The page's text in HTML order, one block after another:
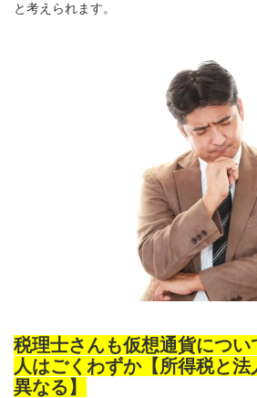
と考えられます。
税理士さんも仮想通貨につい
人はごくわずか【所得税と
異なる】